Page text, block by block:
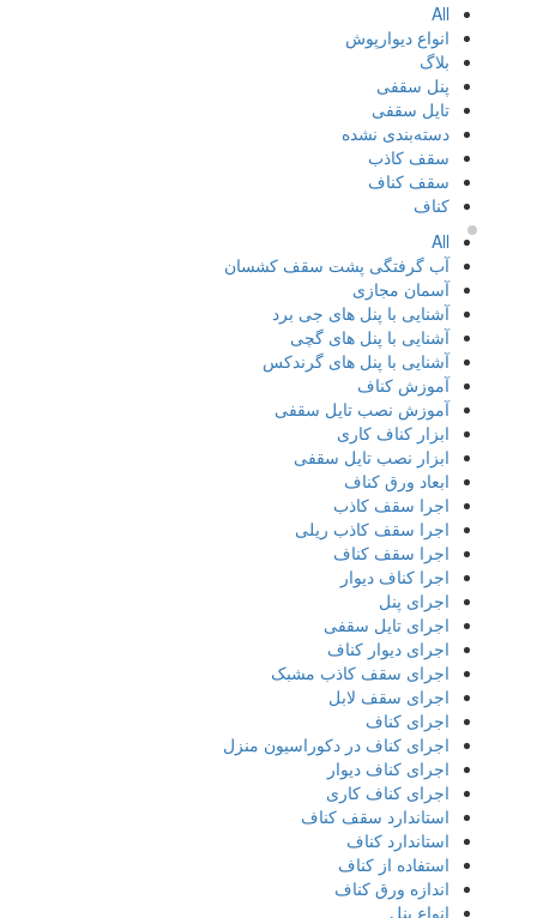
All
انواع دیوارپوش
بلاگ
پنل سقفی
تایل سقفی
دسته‌بندی نشده
سقف کاذب
سقف کناف
کناف
All
آب گرفتگی پشت سقف کشسان
آسمان مجازی
آشنایی با پنل های جی برد
آشنایی با پنل های گچی
آشنایی با پنل های گرندکس
آموزش کناف
آموزش نصب تایل سقفی
ابزار کناف کاری
ابزار نصب تایل سقفی
ابعاد ورق کناف
اجرا سقف کاذب
اجرا سقف کاذب ریلی
اجرا سقف کناف
اجرا کناف دیوار
اجرای پنل
اجرای تایل سقفی
اجرای دیوار کناف
اجرای سقف کاذب مشبک
اجرای سقف لابل
اجرای کناف
اجرای کناف در دکوراسیون منزل
اجرای کناف دیوار
اجرای کناف کاری
استاندارد سقف کناف
استاندارد کناف
استفاده از کناف
اندازه ورق کناف
انواع پنل